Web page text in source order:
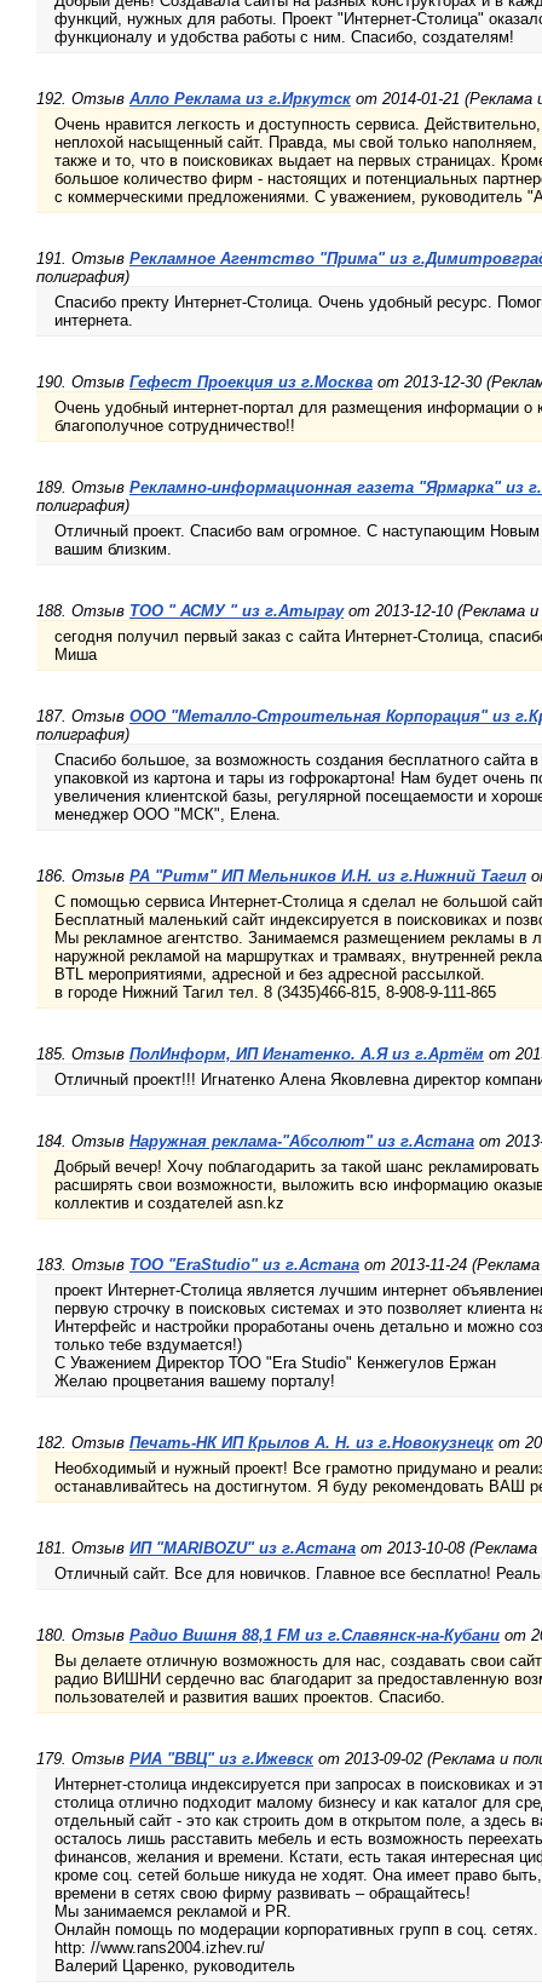
функций, нужных для работы. Проект "Интернет-Столица"
функционалу и удобства работы с ним. Спасибо, создателям!
192. Отзыв Алло Реклама из г.Иркутск от 2014-01-21 (Реклама
Очень нравится легкость и доступность сервиса.
неплохой насыщенный сайт. Правда, мы свой только наполняем,
также и то, что в поисковиках выдает на первых страницах.
большое количество фирм - настоящих и потенциальных
с коммерческими предложениями. С уважением, руководитель
191. Отзыв Рекламное Агентство "Прима" из
полиграфия)
Спасибо пректу Интернет-Столица. Очень удобный ресурс.
интернета.
190. Отзыв Гефест Проекция из г.Москва от 2013-12-30
Очень удобный интернет-портал для размещения информации о
благополучное сотрудничество!!
189. Отзыв Рекламно-информационная газета "Ярмарка" из
полиграфия)
Отличный проект. Спасибо вам огромное. С наступающим
вашим близким.
188. Отзыв ТОО " АСМУ " из г.Атырауот 2013-12-10 (Реклама и
сегодня получил первый заказ с сайта Интернет-Столица,
Миша
187. Отзыв ООО "Металло-Строительная Корпорация" из
полиграфия)
Спасибо большое, за возможность создания бесплатного сайта
упаковкой из картона и тары из гофрокартона! Нам будет
увеличения клиентской базы, регулярной посещаемости и
менеджер ООО "МСК", Елена.
186. Отзыв РА "Ритм" ИП Мельников И.Н. из г.Нижний Тагил
С помощью сервиса Интернет-Столица я сделал не большой
Бесплатный маленький сайт индексируется в поисковиках и
Мы рекламное агентство. Занимаемся размещением рекламы в
наружной рекламой на маршрутках и трамваях, внутренней
BTL мероприятиями, адресной и без адресной рассылкой.
в городе Нижний Тагил тел. 8 (3435)466-815, 8-908-9-111-865
185. Отзыв ПолИнформ, ИП Игнатенко. А.Я из г.Артём от
Отличный проект!!! Игнатенко Алена Яковлевна директор
184. Отзыв Наружная реклама-"Абсолют" из г.Астана от
Добрый вечер! Хочу поблагодарить за такой шанс
расширять свои возможности, выложить всю информацию
коллектив и создателей asn.kz
183. Отзыв ТОО "EraStudio" из г.Астана от 2013-11-24
проект Интернет-Столица является лучшим интернет
первую строчку в поисковых системах и это позволяет клиента
Интерфейс и настройки проработаны очень детально и можно
только тебе вздумается!)
С Уважением Директор ТОО "Era Studio" Кенжегулов Ержан
Желаю процветания вашему порталу!
182. Отзыв Печать-НК ИП Крылов А. Н. из г.Новокузнецк от
Необходимый и нужный проект! Все грамотно придумано и
останавливайтесь на достигнутом. Я буду рекомендовать ВАШ
181. Отзыв ИП "MARIBOZU" из г.Астана от 2013-10-08 (Реклама
Отличный сайт. Все для новичков. Главное все бесплатно!
180. Отзыв Радио Вишня 88,1 FM из г.Славянск-на-Кубани от
Вы делаете отличную возможность для нас, создавать свои
радио ВИШНИ сердечно вас благодарит за предоставленную
пользователей и развития ваших проектов. Спасибо.
179. Отзыв РИА "ВВЦ" из г.Ижевск от 2013-09-02 (Реклама и
Интернет-столица индексируется при запросах в поисковиках
столица отлично подходит малому бизнесу и как каталог для
отдельный сайт - это как строить дом в открытом поле, а здесь
осталось лишь расставить мебель и есть возможность
финансов, желания и времени. Кстати, есть такая интересная
кроме соц. сетей больше никуда не ходят. Она имеет право
времени в сетях свою фирму развивать – обращайтесь!
Мы занимаемся рекламой и PR.
Онлайн помощь по модерации корпоративных групп в соц. сетях.
http: //www.rans2004.izhev.ru/
Валерий Царенко, руководитель